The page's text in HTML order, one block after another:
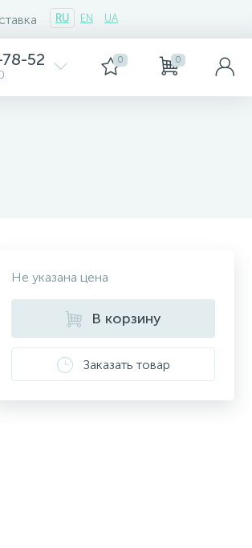
RU EN UA
52 0 0
Не указана цена
В корзину
Заказать товар